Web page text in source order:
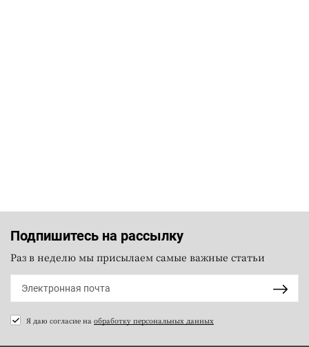
Подпишитесь на рассылку
Раз в неделю мы присылаем самые важные статьи
Я даю согласие на обработку персональных данных